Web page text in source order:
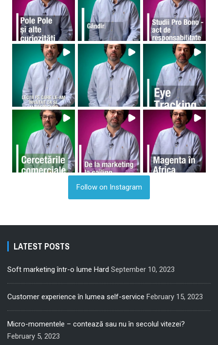
Follow on Instagram
LATEST POSTS
Soft marketing într-o lume Hard September 10, 2023
Customer experience în lumea self-service February 15, 2023
Micro-momentele – contează sau nu în secolul vitezei?
February 5, 2023